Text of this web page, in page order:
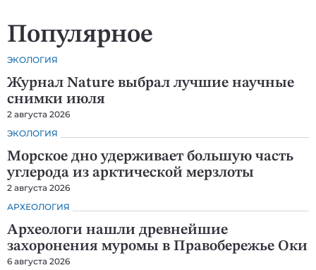
Популярное
ЭКОЛОГИЯ
Журнал Nature выбрал лучшие научные
снимки июля
2 августа 2026
ЭКОЛОГИЯ
Морское дно удерживает большую часть
углерода из арктической мерзлоты
2 августа 2026
АРХЕОЛОГИЯ
Археологи нашли древнейшие
захоронения муромы в Правобережье Оки
6 августа 2026